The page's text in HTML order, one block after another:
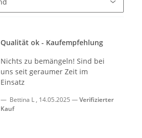
Qualität ok - Kaufempfehlung
Nichts zu bemängeln! Sind bei
uns seit geraumer Zeit im
Einsatz
Bettina L , 14.05.2025
Verifizierter
Kauf